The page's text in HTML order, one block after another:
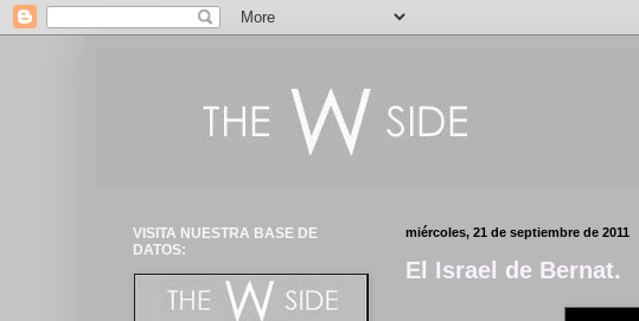
miércoles, 21 de septiembre de 2011
El Israel de Bernat.
VISITA NUESTRA BASE DE
DATOS: